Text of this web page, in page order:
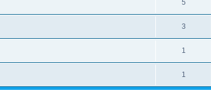
5
3
1
1